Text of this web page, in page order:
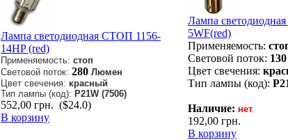
Лампа светодиодная СТОП 1156-
14HP (red)
Применяемость: стоп
Световой поток: 280 Люмен
Цвет свечения: красный
Тип лампы (код): P21W (7506)
552,00 грн. ($24.0)
В корзину
Лампа
5WF(red)
Применяемость:
Световой поток:
Цвет свечения:
Тип лампы (код):
Наличие: нет
192,00 грн.
В корзину